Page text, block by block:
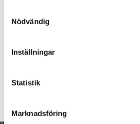
Nödvändig
Inställningar
Statistik
Marknadsföring
Auktoriserad Redovisningskonsult
Webbadress